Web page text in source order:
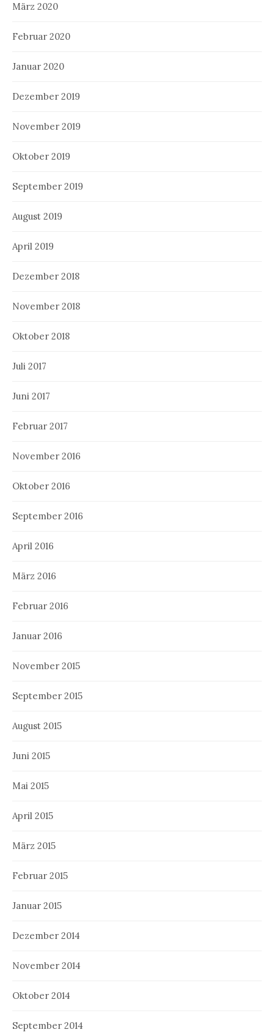
März 2020
Februar 2020
Januar 2020
Dezember 2019
November 2019
Oktober 2019
September 2019
August 2019
April 2019
Dezember 2018
November 2018
Oktober 2018
Juli 2017
Juni 2017
Februar 2017
November 2016
Oktober 2016
September 2016
April 2016
März 2016
Februar 2016
Januar 2016
November 2015
September 2015
August 2015
Juni 2015
Mai 2015
April 2015
März 2015
Februar 2015
Januar 2015
Dezember 2014
November 2014
Oktober 2014
September 2014